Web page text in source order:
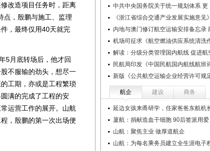
改造项目任务时，距离
点，殷鹏与施工、监理
，最终仅用40天就完
月底转场后，他才回
不服输的劲头，想尽一
工期，亦或是工程繁琐
满的完成了工程的安
运营工作的展开。山航
，殷鹏的第一次出场便
中共中央国务院关于统一规划体系 更
《浙江省综合交通产业发展实施意见》
内地与澳门修订航空运输安排备忘录
机场司征求《航空燃油供应系统清洗
解读：分级分类管理国内航线 促进航
民航局印发《中国民航国内航线航班
新版《公共航空运输企业经营许可规
航企 建设 商务
延边女孩来甬研学，住家爸爸东航机
厦航：捐献造血干细胞 90后签派用爱
山航：聚焦主业 做厚道航企
山航：为每名乘务员建立全生涯电子